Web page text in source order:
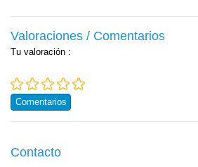
Valoraciones / Comentarios
Tu valoración :
Comentarios
Contacto